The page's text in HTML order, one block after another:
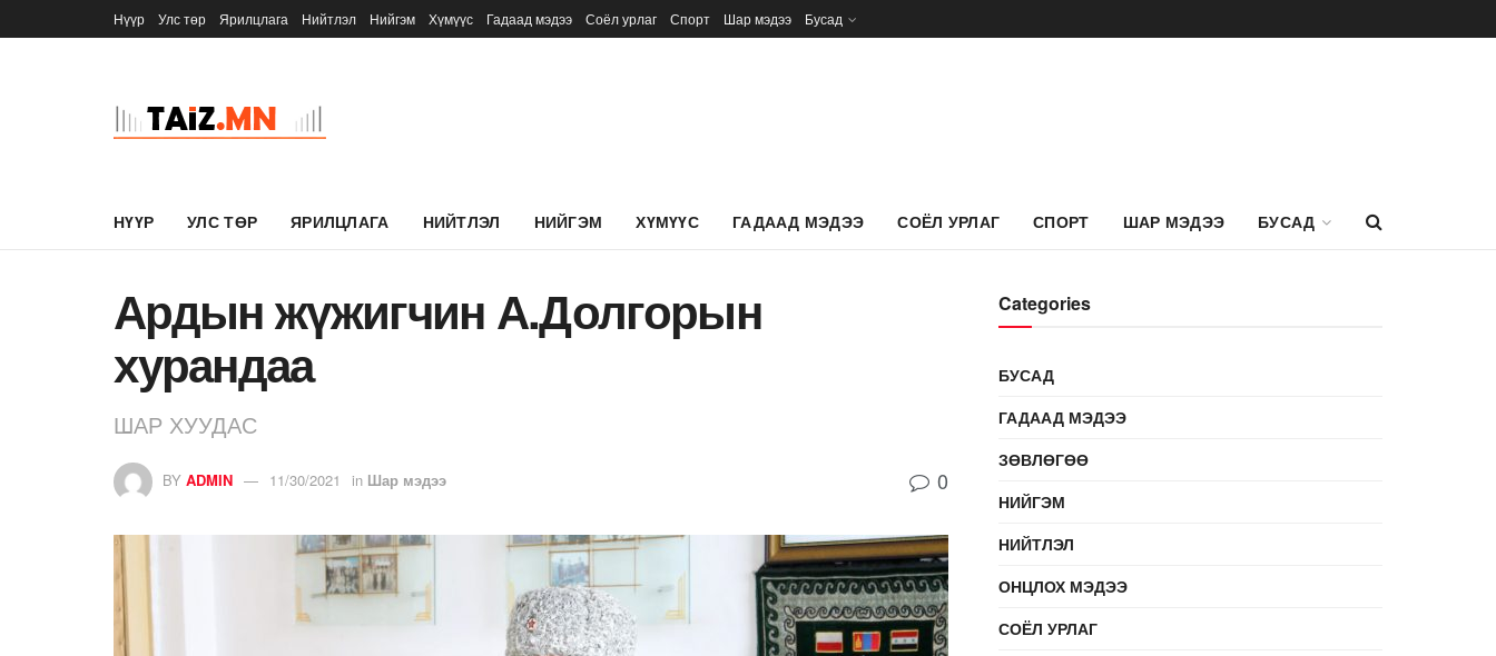
Нүүр Улс төр Ярилцлага Нийтлэл Нийгэм Хүмүүс Гадаад мэдээ Соёл урлаг Спорт Шар мэдээ Бусад
НҮҮР УЛС ТӨР ЯРИЛЦЛАГА НИЙТЛЭЛ НИЙГЭМ ХҮМҮҮС ГАДААД МЭДЭЭ СОЁЛ УРЛАГ СПОРТ ШАР МЭДЭЭ БУСАД
Ардын жүжигчин А.Долгорын
хурандаа
ШАР ХУУДАС
BY ADMIN 11/30/2021 in Шар мэдээ 0
Categories
БУСАД
ГАДААД МЭДЭЭ
ЗӨВЛӨГӨӨ
НИЙГЭМ
НИЙТЛЭЛ
ОНЦЛОХ МЭДЭЭ
СОЁЛ УРЛАГ